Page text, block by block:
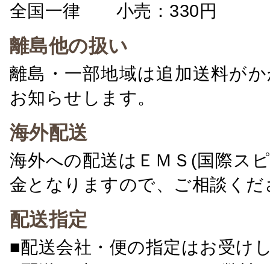
全国一律 小売：330円 卸
離島他の扱い
離島・一部地域は追加送料が
お知らせします。
海外配送
海外への配送はＥＭＳ(国際ス
金となりますので、ご相談くだ
配送指定
■配送会社・便の指定はお受け